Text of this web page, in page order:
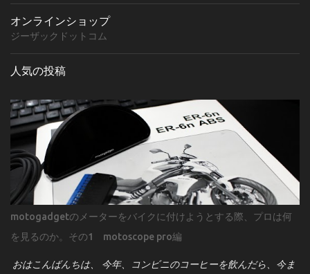
オンラインショップ
ジーザックドットコム
人気の投稿
motogadgetのメーターをバイクに付けようとする際、プロは何
を見るのか。その1 motoscope pro編
おはこんばんちは、 今年、コンビニのコーヒーを飲んだら、今ま